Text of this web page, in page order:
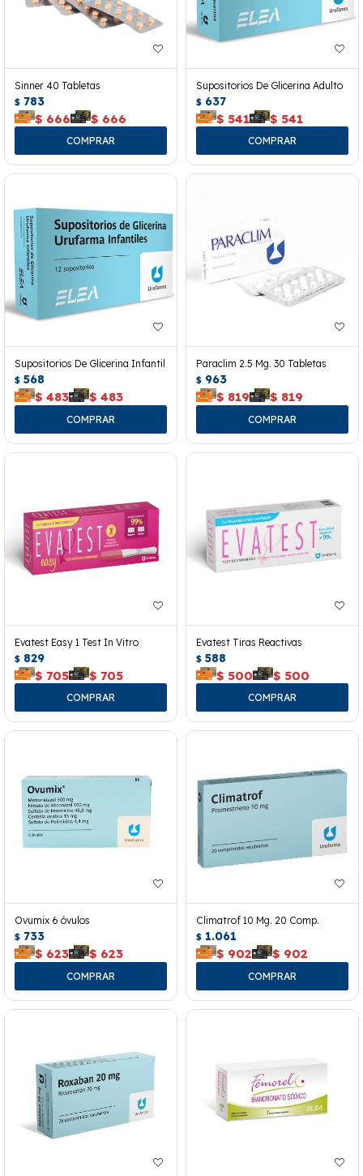
Sinner 40 Tabletas
$ 783
$ 666 $ 666
Supositorios De Glicerina Adulto
$ 637
$ 541 $ 541
Supositorios De Glicerina Infantil
$ 568
$ 483 $ 483
Paraclim 2.5 Mg. 30 Tabletas
$ 963
$ 819 $ 819
Evatest Easy 1 Test In Vitro
$ 829
$ 705 $ 705
Evatest Tiras Reactivas
$ 588
$ 500 $ 500
Ovumix 6 óvulos
$ 733
$ 623 $ 623
Climatrof 10 Mg. 20 Comp.
$ 1.061
$ 902 $ 902